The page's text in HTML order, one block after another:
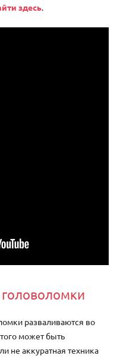
здесь.
разваливаются во
может быть
не аккуратная техника